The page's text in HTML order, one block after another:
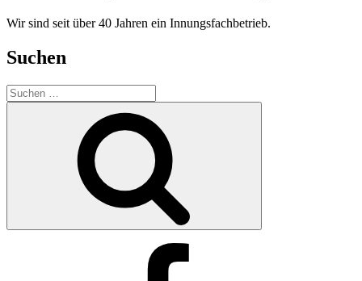
Wir sind seit über 40 Jahren ein Innungsfachbetrieb.
Suchen
Suchen
nach: